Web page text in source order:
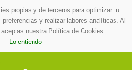
propias y de terceros para optimizar tu
y realizar labores analíticas. Al
nuestra Política de Cookies.
Lo entiendo